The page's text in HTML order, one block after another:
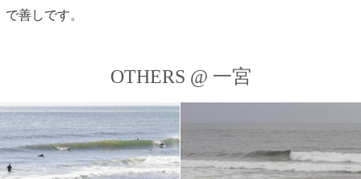
で善しです。
OTHERS @ 一宮